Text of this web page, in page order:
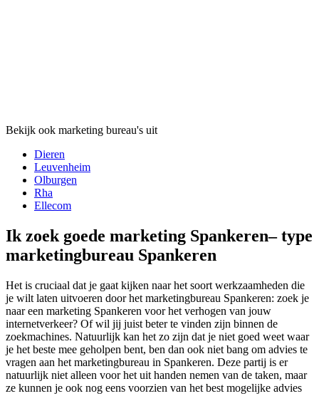
Bekijk ook marketing bureau's uit
Dieren
Leuvenheim
Olburgen
Rha
Ellecom
Ik zoek goede marketing Spankeren– type
marketingbureau Spankeren
Het is cruciaal dat je gaat kijken naar het soort werkzaamheden die
je wilt laten uitvoeren door het marketingbureau Spankeren: zoek je
naar een marketing Spankeren voor het verhogen van jouw
internetverkeer? Of wil jij juist beter te vinden zijn binnen de
zoekmachines. Natuurlijk kan het zo zijn dat je niet goed weet waar
je het beste mee geholpen bent, ben dan ook niet bang om advies te
vragen aan het marketingbureau in Spankeren. Deze partij is er
natuurlijk niet alleen voor het uit handen nemen van de taken, maar
ze kunnen je ook nog eens voorzien van het best mogelijke advies